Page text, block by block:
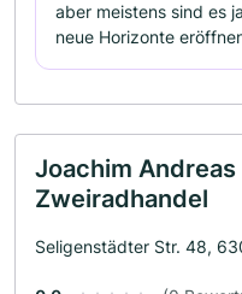
aber meistens sind es
neue Horizonte
Joachim
Zweiradhandel
Seligenstädter Str. 48,